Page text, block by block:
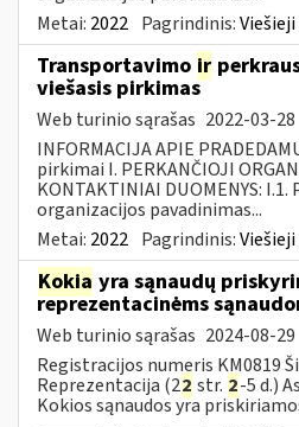
Metai: 2022 Pagrindinis:
Transportavimo ir
viešasis pirkimas
Web turinio sąrašas 2022-03-28
INFORMACIJA APIE
pirkimai I. PERKANČIOJI
KONTAKTINIAI DUOMENYS:
organizacijos pavadinimas...
Metai: 2022 Pagrindinis:
Kokia yra sąnaudų
reprezentacinėms
Web turinio sąrašas 2024-08-29
Registracijos numeris KM0819
Reprezentacija (22 str. 2-5 d.)
Kokios sąnaudos yra